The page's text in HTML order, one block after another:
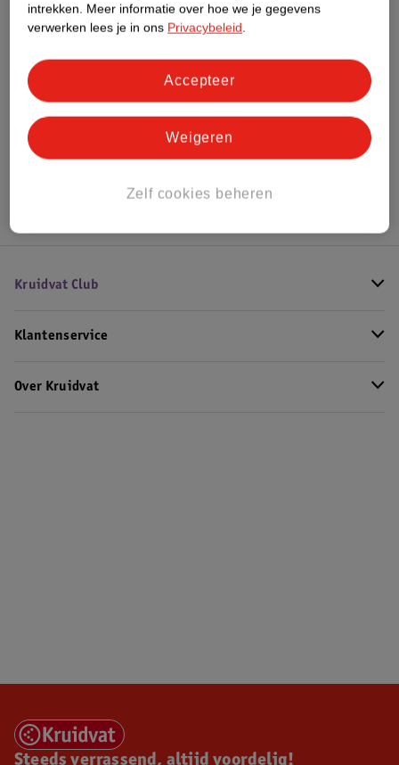
Bestel & Bezorginformatie
Bekijk ook
Meer
Kruidvat Club
Klantenservice
Over Kruidvat
Steeds verrassend, altijd voordelig!
intrekken. Meer informatie over hoe we je gegevens
verwerken lees je in ons Privacybeleid.
Zelf cookies beheren
Weigeren
Accepteer